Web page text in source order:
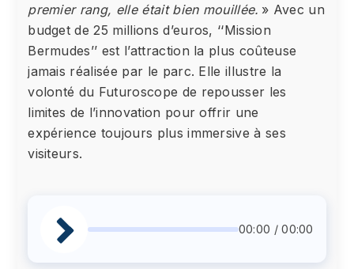
premier rang, elle était bien mouillée. » Avec un
budget de 25 millions d’euros, ‘‘Mission
Bermudes’’ est l’attraction la plus coûteuse
jamais réalisée par le parc. Elle illustre la
volonté du Futuroscope de repousser les
limites de l’innovation pour offrir une
expérience toujours plus immersive à ses
visiteurs.
00:00 / 00:00